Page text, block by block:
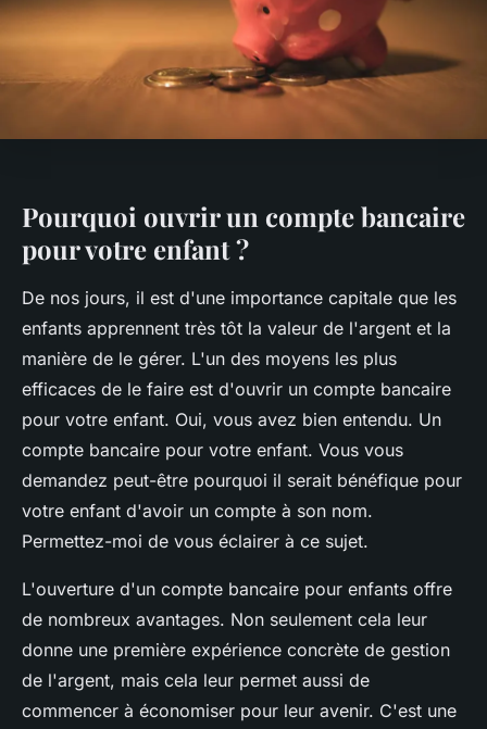
Pourquoi ouvrir un compte bancaire
pour votre enfant ?
De nos jours, il est d'une importance capitale que les
enfants apprennent très tôt la valeur de l'argent et la
manière de le gérer. L'un des moyens les plus
efficaces de le faire est d'ouvrir un compte bancaire
pour votre enfant. Oui, vous avez bien entendu. Un
compte bancaire pour votre enfant. Vous vous
demandez peut-être pourquoi il serait bénéfique pour
votre enfant d'avoir un compte à son nom.
Permettez-moi de vous éclairer à ce sujet.
L'ouverture d'un compte bancaire pour enfants offre
de nombreux avantages. Non seulement cela leur
donne une première expérience concrète de gestion
de l'argent, mais cela leur permet aussi de
commencer à économiser pour leur avenir. C'est une